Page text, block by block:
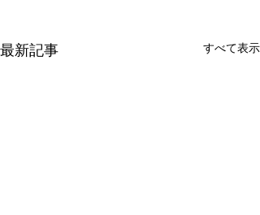
最新記事 すべて表示